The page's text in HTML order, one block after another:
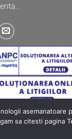
sa citesti pagina